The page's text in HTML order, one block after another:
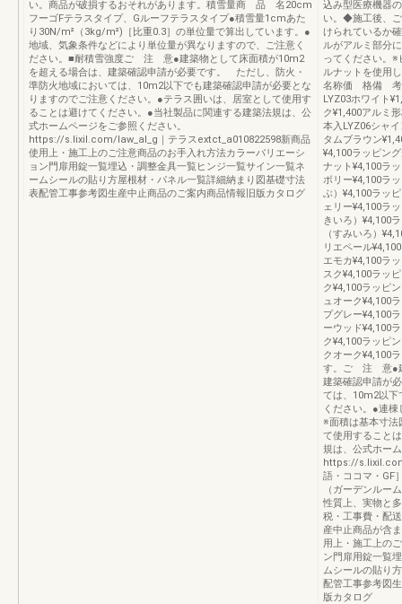
い。商品が破損するおそれがあります。積雪量商 品 名20cm
フーゴFテラスタイプ、Gルーフテラスタイプ●積雪量1cmあた
り30N/m²（3kg/m²)［比重0.3］の単位量で算出しています。●
地域、気象条件などにより単位量が異なりますので、ご注意く
ださい。■耐積雪強度ご 注 意●建築物として床面積が10m2
を超える場合は、建築確認申請が必要です。 ただし、防火・
準防火地域においては、10m2以下でも建築確認申請が必要とな
りますのでご注意ください。●テラス囲いは、居室として使用す
ることは避けてください。●当社製品に関連する建築法規は、公
式ホームページをご参照ください。
https://s.lixil.com/law_al_g｜テラスextct_a010822598新商品
使用上・施工上のご注意商品のお手入れ方法カラーバリエーシ
ョン門扉用錠一覧埋込・調整金具一覧ヒンジ一覧サイン一覧ネ
ームシールの貼り方屋根材・パネル一覧詳細納まり図基礎寸法
表配管工事参考図生産中止商品のご案内商品情報旧版カタログ
込み型医療機器
い。◆施工後、
けられているか
ルがアルミ部分
ってください。※
ルナットを使用
名称価 格備 考
LYZ03ホワイト
ク¥1,400アルミ
本入LYZ06シャ
タムブラウン
¥4,100ラッピン
ナット¥4,100ラ
ボリー¥4,100ラ
ぶ）¥4,100ラッ
ェリー¥4,100ラ
きいろ）¥4,100
（すみいろ）
リエペール
エモカ¥4,100ラ
スク¥4,100ラッ
ク¥4,100ラッピ
ュオーク¥4,100
プグレー¥4,100
ーウッド¥4,100
ク¥4,100ラッピ
クオーク¥4,100
す。ご 注 意●建
建築確認申請が
ては、10m2以下
ください。●連
※面積は基本寸法
て使用すること
規は、公式ホ
https://
語・ココマ・GF
（ガーデンルー
性質上、実物と
税・工事費・配
産中止商品が含
用上・施工上の
ン門扉用錠一覧
ムシールの貼り
配管工事参考図
版カタログ